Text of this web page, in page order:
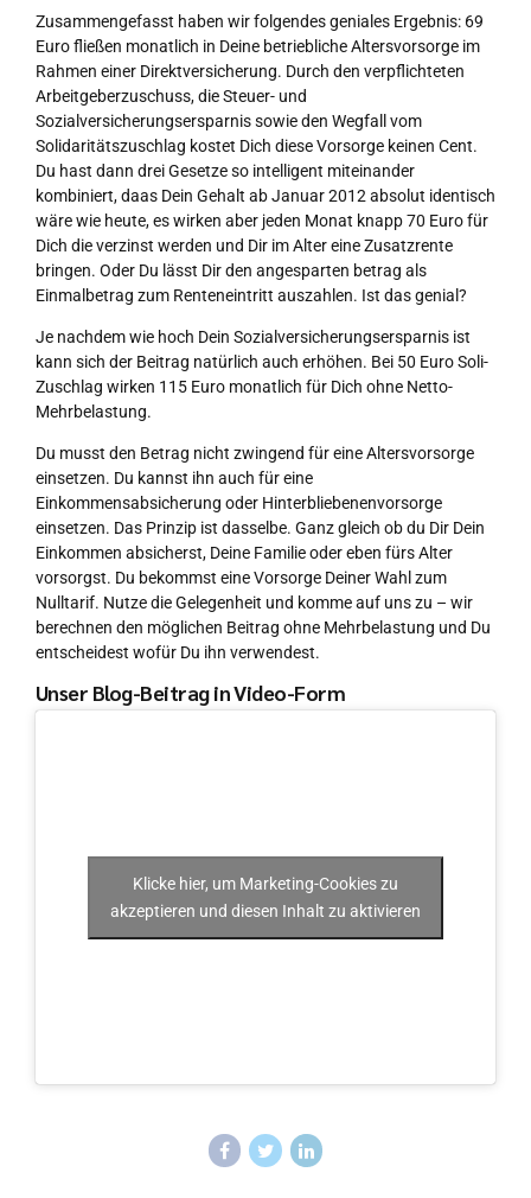
Zusammengefasst haben wir folgendes geniales Ergebnis: 69
Euro fließen monatlich in Deine betriebliche Altersvorsorge im
Rahmen einer Direktversicherung. Durch den verpflichteten
Arbeitgeberzuschuss, die Steuer- und
Sozialversicherungsersparnis sowie den Wegfall vom
Solidaritätszuschlag kostet Dich diese Vorsorge keinen Cent.
Du hast dann drei Gesetze so intelligent miteinander
kombiniert, daas Dein Gehalt ab Januar 2012 absolut identisch
wäre wie heute, es wirken aber jeden Monat knapp 70 Euro für
Dich die verzinst werden und Dir im Alter eine Zusatzrente
bringen. Oder Du lässt Dir den angesparten betrag als
Einmalbetrag zum Renteneintritt auszahlen. Ist das genial?
Je nachdem wie hoch Dein Sozialversicherungsersparnis ist
kann sich der Beitrag natürlich auch erhöhen. Bei 50 Euro Soli-
Zuschlag wirken 115 Euro monatlich für Dich ohne Netto-
Mehrbelastung.
Du musst den Betrag nicht zwingend für eine Altersvorsorge
einsetzen. Du kannst ihn auch für eine
Einkommensabsicherung oder Hinterbliebenenvorsorge
einsetzen. Das Prinzip ist dasselbe. Ganz gleich ob du Dir Dein
Einkommen absicherst, Deine Familie oder eben fürs Alter
vorsorgst. Du bekommst eine Vorsorge Deiner Wahl zum
Nulltarif. Nutze die Gelegenheit und komme auf uns zu – wir
berechnen den möglichen Beitrag ohne Mehrbelastung und Du
entscheidest wofür Du ihn verwendest.
Unser Blog-Beitrag in Video-Form
Klicke hier, um Marketing-Cookies zu
akzeptieren und diesen Inhalt zu aktivieren